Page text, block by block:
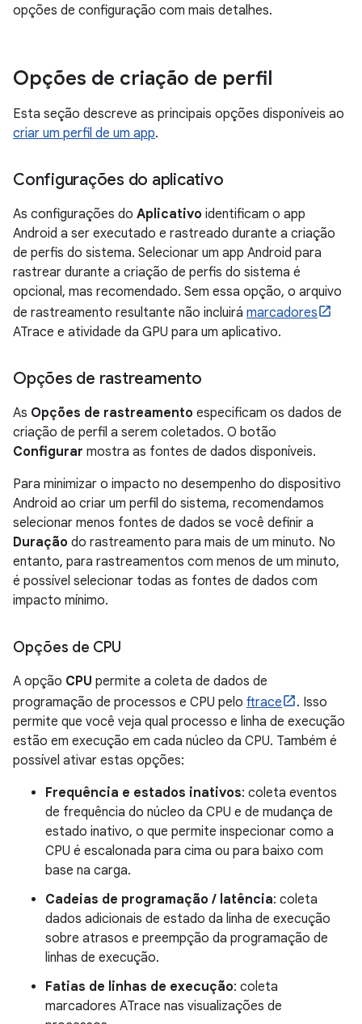
opções de configuração com mais detalhes.
Opções de criação de perfil
Esta seção descreve as principais opções disponíveis ao
criar um perfil de um app.
Configurações do aplicativo
As configurações do Aplicativo identificam o app
Android a ser executado e rastreado durante a criação
de perfis do sistema. Selecionar um app Android para
rastrear durante a criação de perfis do sistema é
opcional, mas recomendado. Sem essa opção, o arquivo
de rastreamento resultante não incluirá marcadores
ATrace e atividade da GPU para um aplicativo.
Opções de rastreamento
As Opções de rastreamento especificam os dados de
criação de perfil a serem coletados. O botão
Configurar mostra as fontes de dados disponíveis.
Para minimizar o impacto no desempenho do dispositivo
Android ao criar um perfil do sistema, recomendamos
selecionar menos fontes de dados se você definir a
Duração do rastreamento para mais de um minuto. No
entanto, para rastreamentos com menos de um minuto,
é possível selecionar todas as fontes de dados com
impacto mínimo.
Opções de CPU
A opção CPU permite a coleta de dados de
programação de processos e CPU pelo ftrace
. Isso
permite que você veja qual processo e linha de execução
estão em execução em cada núcleo da CPU. Também é
possível ativar estas opções:
Frequência e estados inativos: coleta eventos
de frequência do núcleo da CPU e de mudança de
estado inativo, o que permite inspecionar como a
CPU é escalonada para cima ou para baixo com
base na carga.
Cadeias de programação / latência: coleta
dados adicionais de estado da linha de execução
sobre atrasos e preempção da programação de
linhas de execução.
Fatias de linhas de execução: coleta
marcadores ATrace nas visualizações de